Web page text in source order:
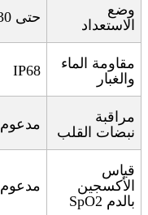
وضع
الاستعداد
حتى 30 يوم
مقاومة الماء
والغبار
IP68
مراقبة
نبضات القلب
مدعوم
قياس
الأكسجين
بالدم
مدعوم